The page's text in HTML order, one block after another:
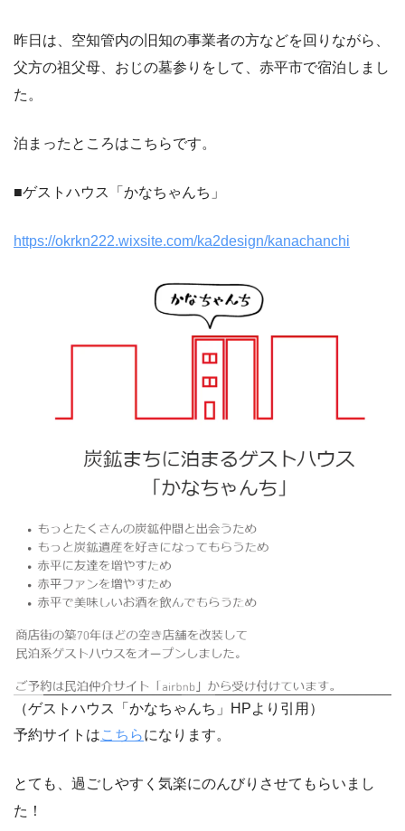
昨日は、空知管内の旧知の事業者の方などを回りながら、
父方の祖父母、おじの墓参りをして、赤平市で宿泊しまし
た。
泊まったところはこちらです。
■ゲストハウス「かなちゃんち」
https://okrkn222.wixsite.com/ka2design/kanachanchi
（ゲストハウス「かなちゃんち」HPより引用）
予約サイトはこちらになります。
とても、過ごしやすく気楽にのんびりさせてもらいまし
た！